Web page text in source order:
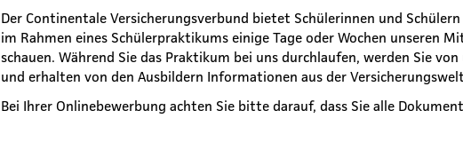
Der Continentale Versicherungsverbund bietet Schülerinnen und
im Rahmen eines Schülerpraktikums einige Tage oder Wochen unseren
schauen. Während Sie das Praktikum bei uns durchlaufen, werden Sie
und erhalten von den Ausbildern Informationen aus der
Bei Ihrer Onlinebewerbung achten Sie bitte darauf, dass Sie alle